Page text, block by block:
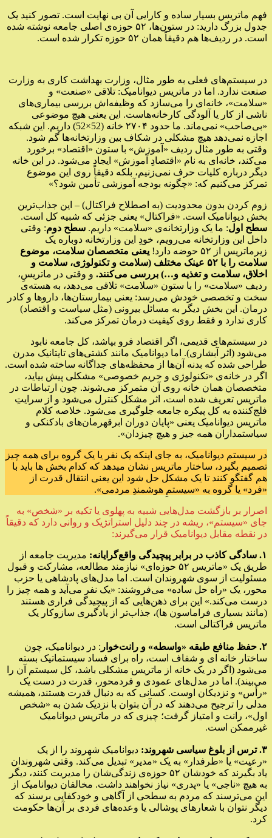
فهم ماتریس بسیار ساده و کارایی آن بی نهایت است. تصور کنید یک
جدول بزرگ دارید: در ستون‌ها، ۵۲ حوزه‌ی اصلی جامعه نوشته شده
است. در ردیف‌ها هم دقیقاً همان ۵۲ حوزه تکرار شده است.
در سیستم‌های فعلی به طور مثال، وزارت بهداشت کاری به وزارت
صنعت ندارد. اما در ماتریس دیوانامیک: تلاقی «صنعت» و
«سلامت»، خانه‌ای را می‌سازد که وظیفه‌اش بررسی بیماری‌های
ناشی از کار یا آلودگی کارخانه‌هاست. این یعنی هیچ موضوعی
«بی‌صاحب» نمی‌ماند. ما حدود ۲۷۰۴ خانه (52×52) داریم. این شبکه
اجازه نمی‌دهد هیچ مشکلی در شکاف بین وزارتخانه‌ها گم شود.
وقتی به طور مثال ردیف «آموزش» با ستون «اقتصاد» برخورد
می‌کند، خانه‌ای به نام «اقتصادِ آموزش» ایجاد می‌شود. در این خانه
دیگر درباره کلیات حرف نمی‌زنیم، بلکه دقیقاً روی این موضوع
تمرکز می‌کنیم که: «چگونه بودجه آموزشی تأمین شود؟»
زوم کردن بدون محدودیت (به اصطلاح فراکتال) – این جذاب‌ترین
بخش دیوانامیک است. «فراکتال» یعنی جزئی که شبیه کل است.
سطح اول: ما یک وزارتخانه‌ی «سلامت» داریم. سطح دوم: وقتی
داخل این وزارتخانه می‌رویم، خودِ این وزارتخانه دوباره یک
زیرماتریس از ۵۲ حوضه دارد!
یعنی متخصصان سلامت، موضوع
سلامت را با ۵۲ عینک مختلف (سلامت و تکنولوژی، سلامت و
اخلاق، سلامت و تغذیه و…) بررسی می‌کنند. و وقتی در ماتریسِ،
ردیف «سلامت» را با ستون «سلامت» تلاقی می‌دهد، به هسته‌ی
سخت و تخصصی خودش می‌رسد: یعنی بیمارستان‌ها، داروها و کادر
درمان. این بخش دیگر به مسائل بیرونی (مثل سیاست و اقتصاد)
کاری ندارد و فقط روی کیفیت درمان تمرکز می‌کند.
در سیستم‌های قدیمی، اگر اقتصاد فرو بپاشد، کل جامعه نابود
می‌شود (اثر آبشاری). اما دیوانامیک مانند کشتی‌های تایتانیک مدرن
طراحی شده که بدنه آن‌ها از محفظه‌های جداگانه ساخته شده است.
اگر در خانه‌ی «تکنولوژی و حریم خصوصی» مشکلی پیش بیاید،
متخصصان همان خانه روی آن متمرکز می‌شوند. چون ارتباطات در
ماتریس تعریف شده است، اثر مشکل کنترل می‌شود و از سرایتِ
فلج‌کننده به کل پیکره جامعه جلوگیری می‌شود. خلاصه کلام
ماتریس دیوانامیک یعنی «پایان دوران ابرقهرمان‌های بادکنکی و
سیاستمداران همه‌ جیز و هیچ چیزدان».
در سیستم دیوانامیک، به جای اینکه یک نفر یا یک گروه برای همه چیز
تصمیم بگیرد، ساختار ماتریس نشان میدهد که کدام بخش ها باید با
هم گفتگو کنند تا یک مشکل حل شود این یعنی انتقال قدرت از
«فرد» یا گروه به «سیستمِ هوشمندِ مردمی».
اصرار بر بازگشت مدل‌هایی شبیه به پهلوی یا تکیه بر «شخص» به
جای «سیستم»، ریشه در چند دلیل استراتژیک و روانی دارد که دقیقاً
در نقطه مقابل دیوانامیک قرار می‌گیرند:
۱. سادگی کاذب در برابر پیچیدگی واقع‌گرایانه:
مدیریت جامعه از
طریق یک «ماتریس ۵۲ حوزه‌ای» نیازمند مطالعه، مشارکت و قبول
مسئولیت از سوی شهروندان است. اما مدل‌های پادشاهی یا حزب
محور، یک «راه حل ساده» می‌فروشند: «یک نفر می‌آید و همه چیز را
درست می‌کند.» این برای ذهن‌هایی که از پیچیدگی فراری هستند
(مانند بسیاری فراماسون ها)، جذاب‌تر از یادگیری سازوکار یک
ماتریس فراکتالی است.
۲. حفظ منافع طبقه «واسطه» و رانت‌خوار
: در دیوانامیک، چون
ساختار خانه ای و شفاف است، راه برای فساد سیستماتیک بسته
می‌شود (اگر در یک خانه از ماتریس مشکلی باشد، کل سیستم آن را
می‌بیند). اما در مدل‌های عمودی و فردمحور، قدرت در دست یک
«رأس» و نزدیکان اوست. کسانی که به دنبال قدرت هستند، همیشه
مدلی را ترجیح می‌دهند که در آن بتوان با نزدیک شدن به «شخص
اول»، رانت و امتیاز گرفت؛ چیزی که در ماتریس دیوانامیک
غیرممکن است.
۳. ترس از بلوغ سیاسی شهروند:
دیوانامیک شهروند را از یک
«رعیت» یا «طرفدار» به یک «مدیر» تبدیل می‌کند. وقتی شهروندان
یاد بگیرند که خودشان ۵۲ حوزه‌ی زندگی‌شان را مدیریت کنند، دیگر
به هیچ «ناجی» یا «پدری» نیاز نخواهند داشت. مخالفان دیوانامیک از
این می‌ترسند که مردم به سطحی از آگاهی و خودکفایی برسند که
دیگر نتوان با شعارهای پوشالی یا وعده‌های فردی بر آن‌ها حکومت
کرد.